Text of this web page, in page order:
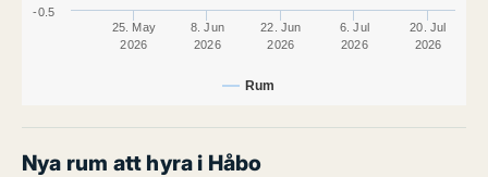
Rum
25. May
2026
8. Jun
2026
22. Jun
2026
6. Jul
2026
20. Jul
2026
-0.5
Nya rum att hyra i Håbo